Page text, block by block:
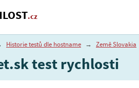
.cz
Historie testů dle hostname → Země Slovakia
test rychlosti